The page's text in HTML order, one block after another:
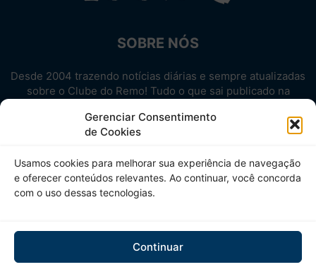
Gerenciar Consentimento
de Cookies
Usamos cookies para melhorar sua experiência de navegação
e oferecer conteúdos relevantes. Ao continuar, você concorda
com o uso dessas tecnologias.
Continuar
SOBRE NÓS
Desde 2004 trazendo notícias diárias e sempre atualizadas
sobre o Clube do Remo! Tudo o que sai publicado na
Aproveite! Site não-oficial.
SIGA-NOS